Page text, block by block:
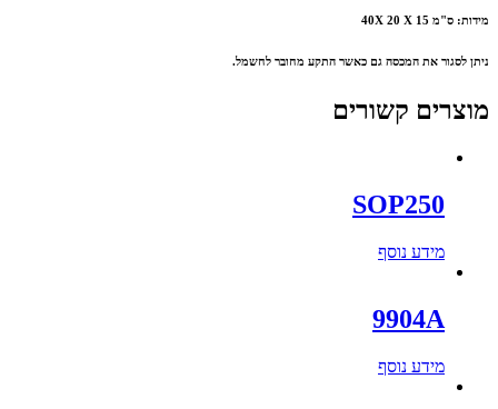
מידות: ס"מ 40X 20 X 15
ניתן לסגור את המכסה גם כאשר התקע מחובר לחשמל.
מוצרים קשורים
SOP250
מידע נוסף
9904A
מידע נוסף